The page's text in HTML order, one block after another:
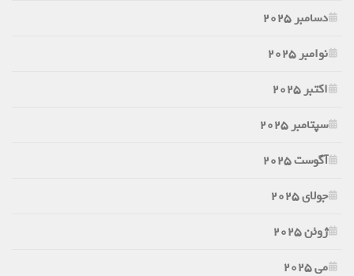
دسامبر 2025
نوامبر 2025
اکتبر 2025
سپتامبر 2025
آگوست 2025
جولای 2025
ژوئن 2025
می 2025